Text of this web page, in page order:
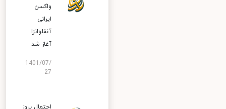
واکسن
ایرانی
آنفلوانزا
آغاز شد
1401/07/
27
احتمال بروز